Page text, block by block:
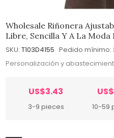
Wholesale Riñonera
Libre, Sencilla Y A La
SKU: T103D4155 Pedido mínimo:
Personalización y
US$3.43
3-9 pieces 10-59